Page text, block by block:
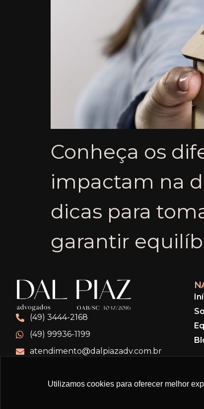
Utilizamos cookies para oferecer melhor
Conheça os
impactam na
dicas para
garantir
(49) 3444-2168
(49) 99936-1199
atendimento@dalpiazadv.com.br